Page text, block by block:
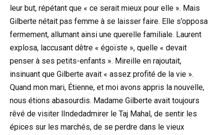
leur but, répétant que « ce serait mieux pour elle ». Mais
Gilberte nétait pas femme à se laisser faire. Elle s’opposa
fermement, allumant ainsi une querelle familiale. Laurent
explosa, laccusant dêtre « égoïste », quelle « devait
penser à ses petits-enfants ». Mireille en rajoutait,
insinuant que Gilberte avait « assez profité de la vie ».
Quand mon mari, Étienne, et moi avons appris la nouvelle,
nous étions abasourdis. Madame Gilberte avait toujours
rêvé de visiter lIndedadmirer le Taj Mahal, de sentir les
épices sur les marchés, de se perdre dans le vieux